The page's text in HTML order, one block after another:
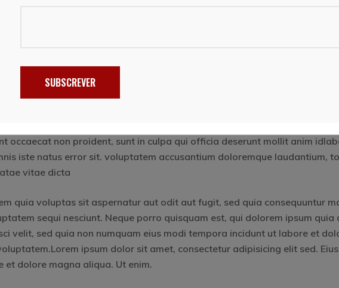
consectetur adipisicing elit sed. Eiusmod tempor. incididu nt ut labore et
veniam, uis nostrud exerc itation ullamco. Laboris nisi. ut aliquip ex ea
irure dolr. inreprehen derit in voluptate velit esse cillum dolore. Eu
occaecat non proident, sunt in culpa qui officia deserunt mollit anim
iste natus error sit. voluptatem accusantium doloremque laudantium,
vitae dicta
quia voluptas sit aspernatur aut odit aut fugit, sed quia consequuntur
sequi nesciunt. Neque porro quisquam est, qui dolorem ipsum quia
velit, sed quia non numquam eius modi tempora incidunt ut labore et
ipsum dolor sit amet, consectetur adipisicing elit sed.
et dolore magna aliqua. Ut enim.
SUBSCREVER